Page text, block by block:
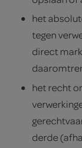
het
tegen
direct
het recht
derde